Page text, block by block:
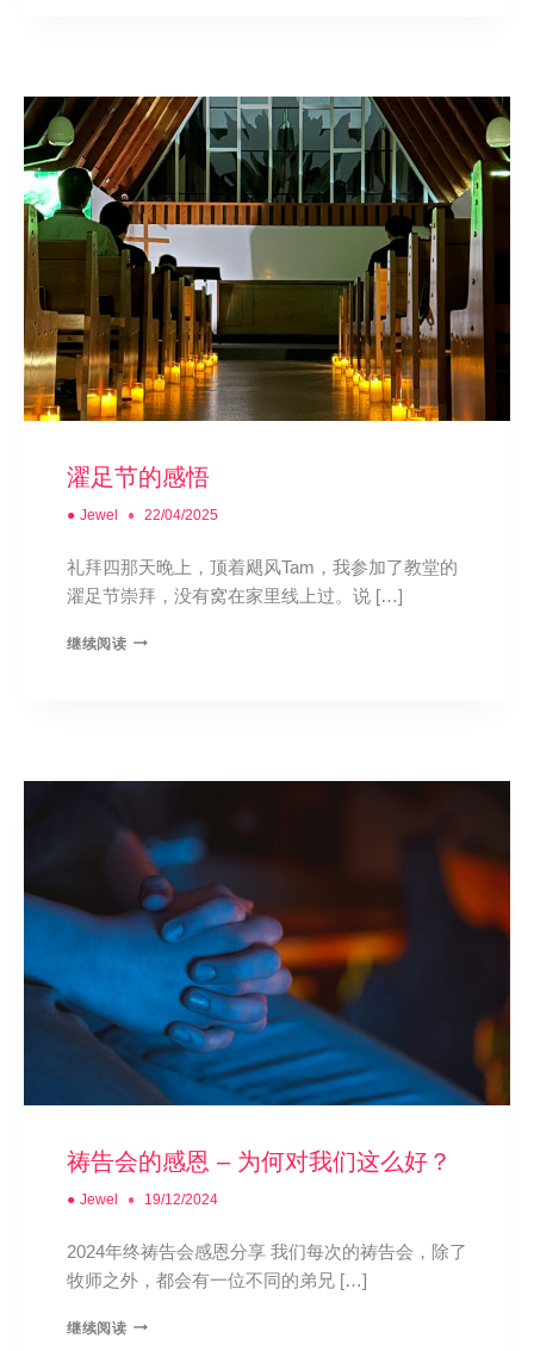
濯足节的感悟
● Jewel 22/04/2025
礼拜四那天晚上，顶着飓风Tam，我参加了教堂的
濯足节崇拜，没有窝在家里线上过。说 […]
继续阅读
祷告会的感恩 – 为何对我们这么好？
● Jewel 19/12/2024
2024年终祷告会感恩分享 我们每次的祷告会，除了
牧师之外，都会有一位不同的弟兄 […]
继续阅读